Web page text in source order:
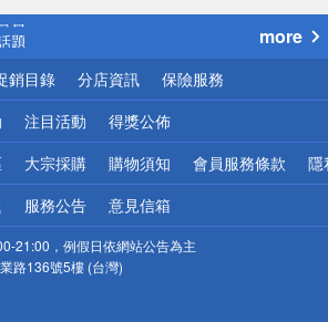
告
題
惠
區配送
頁！請小心！
more
銷目錄 分店資訊 保險服務
注目活動 得獎公佈
大宗採購 購物須知 會員服務條款 隱
服務公告 意見信箱
21:00，例假日依網站公告為主
路136號5樓 (台灣)